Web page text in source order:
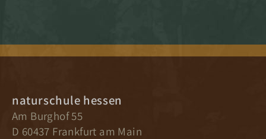
naturschule hessen
Am Burghof 55
D 60437 Frankfurt am Main